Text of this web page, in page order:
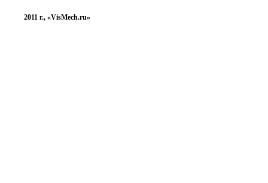
2011 г., «VisMech.ru»